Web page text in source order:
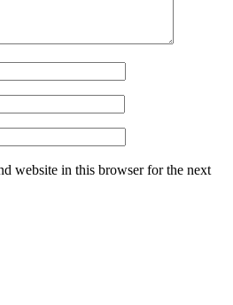
website in this browser for the next